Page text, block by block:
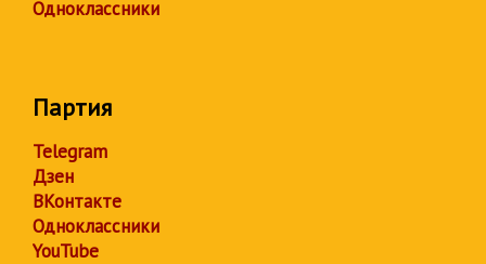
Одноклассники
Партия
Telegram
Дзен
ВКонтакте
Одноклассники
YouTube